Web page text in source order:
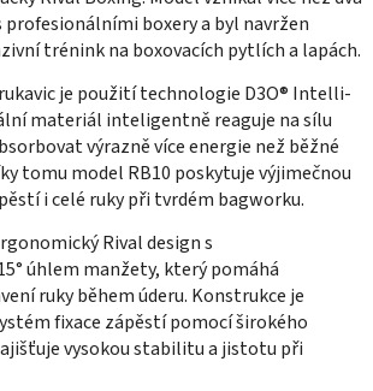
profesionálními boxery a byl navržen
trénink na boxovacích pytlích a lapách.
je použití technologie D3O® Intelli-
materiál inteligentně reaguje na sílu
výrazně více energie než běžné
tomu model RB10 poskytuje výjimečnou
i celé ruky při tvrdém bagworku.
Rival design s
úhlem manžety, který pomáhá
ruky během úderu. Konstrukce je
fixace zápěstí pomocí širokého
vysokou stabilitu a jistotu při